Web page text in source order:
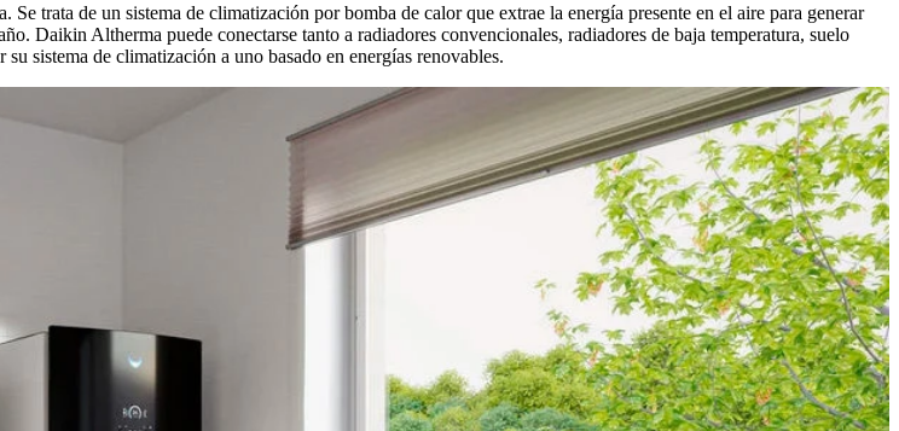
trata de un sistema de climatización por bomba de calor que extrae la energía presente en el aire para generar
Daikin Altherma puede conectarse tanto a radiadores convencionales, radiadores de baja temperatura, suelo
sistema de climatización a uno basado en energías renovables.